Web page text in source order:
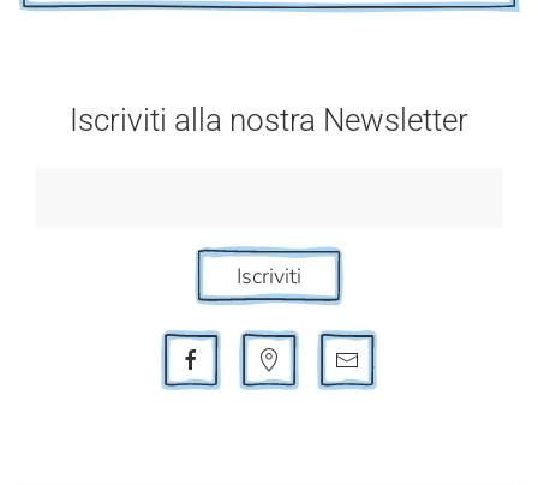
Iscriviti alla nostra Newsletter
Iscriviti